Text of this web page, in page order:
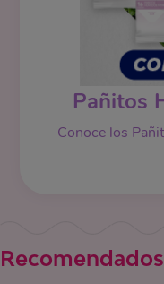
Pañitos
Conoce los
Recomendados